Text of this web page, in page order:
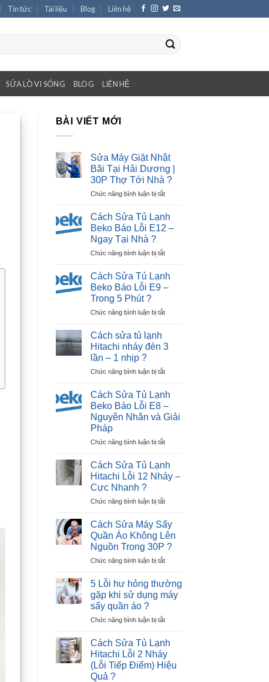
Tin tức Tài liệu Blog Liên hệ
SỬA LÒ VI SÓNG BLOG LIÊN HỆ
BÀI VIẾT MỚI
Sửa Máy Giặt Nhật
Bãi Tại Hải Dương |
30P Thợ Tới Nhà ?
Chức năng bình luận bị tắtở
Máy
Giặt
Nhật
Tại
Dương
Tới
Cách Sửa Tủ Lạnh
Beko Báo Lỗi E12 –
Ngay Tại Nhà ?
Chức năng bình luận bị tắtở
Sửa
Báo
–
Ngay
Nhà
Cách Sửa Tủ Lạnh
Beko Báo Lỗi E9 –
Trong 5 Phút ?
Chức năng bình luận bị tắtở
Tủ
Lạnh
Báo
E9
Trong
5
?
Cách sửa tủ lạnh
Hitachi nháy đèn 3
lần – 1 nhịp ?
Chức năng bình luận bị tắtở
sửa
Hitachi
đèn
lần
–
1
?
Cách Sửa Tủ Lạnh
Beko Báo Lỗi E8 –
Nguyên Nhân và Giải
Pháp
Chức năng bình luận bị tắtở
Sửa
Tủ
Lạnh
Báo
E8
–
Nguyên
Nhân
và
Pháp
Cách Sửa Tủ Lạnh
Hitachi Lỗi 12 Nháy –
Cực Nhanh ?
Chức năng bình luận bị tắtở
Sửa
Tủ
Lạnh
Hitachi
Lỗi
Nháy
Cực
?
Cách Sửa Máy Sấy
Quần Áo Không Lên
Nguồn Trong 30P ?
Chức năng bình luận bị tắtở
Sửa
Máy
Sấy
Áo
Lên
Trong
30P
5 Lỗi hư hỏng thường
gặp khi sử dụng máy
sấy quần áo ?
Chức năng bình luận bị tắtở
Lỗi
hỏng
thường
Cách Sửa Tủ Lạnh
Hitachi Lỗi 2 Nháy
(Lỗi Tiếp Điểm) Hiệu
Quả ?